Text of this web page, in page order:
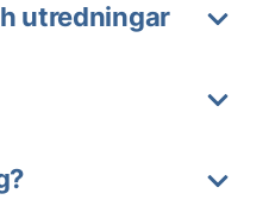
utredningar